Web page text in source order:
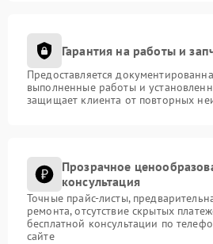
Гарантия на работы и
Предоставляется
выполненные работы и
защищает клиента от повторных
Прозрачное
консультация
Точные прайс-листы,
ремонта, отсутствие скрытых
бесплатной консультации по
сайте